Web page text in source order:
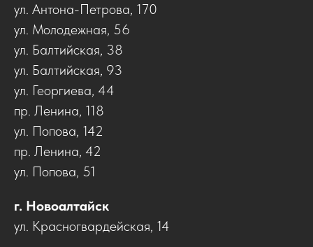
ул. Антона-Петрова, 170
ул. Молодежная, 56
ул. Балтийская, 38
ул. Балтийская, 93
ул. Георгиева, 44
пр. Ленина, 118
ул. Попова, 142
пр. Ленина, 42
ул. Попова, 51
г. Новоалтайск
ул. Красногвардейская, 14